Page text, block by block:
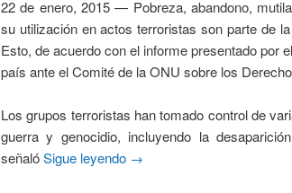
22 de enero, 2015 — Pobreza, abandono,
su utilización en actos terroristas son parte de
Esto, de acuerdo con el informe presentado por
país ante el Comité de la ONU sobre los
Los grupos terroristas han tomado control de
guerra y genocidio, incluyendo la
señalóSigue leyendo →